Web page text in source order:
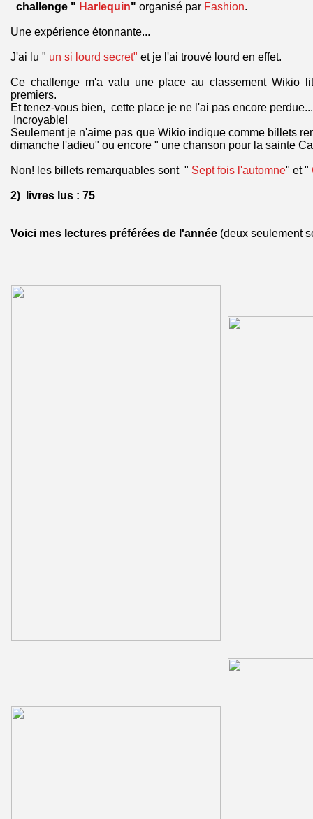
challenge " Harlequin" organisé par Fashion.
Une expérience étonnante...
J'ai lu " un si lourd secret" et je l'ai trouvé lourd en effet.
Ce challenge m'a valu une place au classement Wikio
premiers.
Et tenez-vous bien, cette place je ne l'ai pas encore perdue...
Incroyable!
Seulement je n'aime pas que Wikio indique comme billets
dimanche l'adieu" ou encore " une chanson pour la sainte
Non! les billets remarquables sont " Sept fois l'automne" et "
2) livres lus : 75
Voici mes lectures préférées de l'année (deux seulement